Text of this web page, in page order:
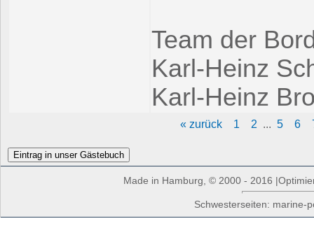
Team der
Karl-Heinz
Karl-Heinz
« zurück 1 2 ... 5 6
Made in Hamburg, © 2000 - 2016
Schwesterseiten: marine-